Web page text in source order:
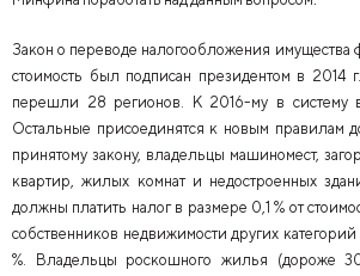
Закон о переводе налогообложения имущества
стоимость был подписан президентом в 2014
перешли 28 регионов. К 2016-му в систему
Остальные присоединятся к новым правилам
принятому закону, владельцы машиномест,
квартир, жилых комнат и недостроенных
должны платить налог в размере 0,1 % от
собственников недвижимости других категорий
%. Владельцы роскошного жилья (дороже